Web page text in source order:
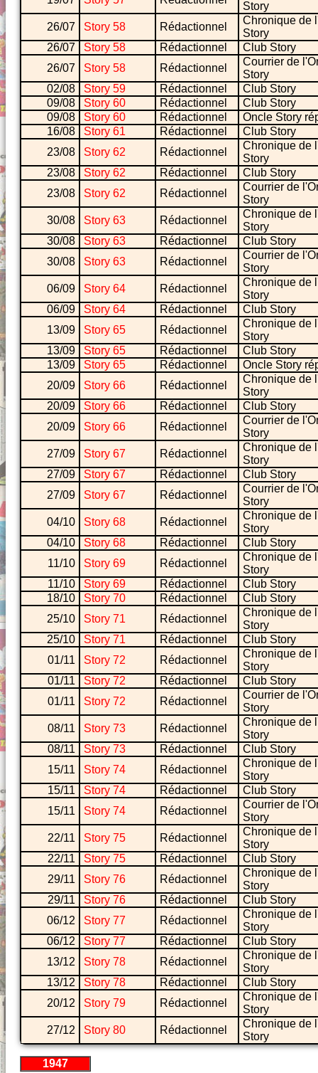
Story
26/07
Story 58 Rédactionnel
Chronique de
Story
26/07
Story 58 Rédactionnel
Club Story
26/07
Story 58 Rédactionnel
Courrier de
Story
02/08
Story 59 Rédactionnel
Club Story
09/08
Story 60 Rédactionnel
Club Story
09/08
Story 60 Rédactionnel
Oncle Story
16/08
Story 61 Rédactionnel
Club Story
23/08
Story 62 Rédactionnel
Chronique de
Story
23/08
Story 62 Rédactionnel
Club Story
23/08
Story 62 Rédactionnel
Courrier de
Story
30/08
Story 63 Rédactionnel
Chronique de
Story
30/08
Story 63 Rédactionnel
Club Story
30/08
Story 63 Rédactionnel
Courrier de
Story
06/09
Story 64 Rédactionnel
Chronique de
Story
06/09
Story 64 Rédactionnel
Club Story
13/09
Story 65 Rédactionnel
Chronique de
Story
13/09
Story 65 Rédactionnel
Club Story
13/09
Story 65 Rédactionnel
Oncle Story
20/09
Story 66 Rédactionnel
Chronique de
Story
20/09
Story 66 Rédactionnel
Club Story
20/09
Story 66 Rédactionnel
Courrier de
Story
27/09
Story 67 Rédactionnel
Chronique de
Story
27/09
Story 67 Rédactionnel
Club Story
27/09
Story 67 Rédactionnel
Courrier de
Story
04/10
Story 68 Rédactionnel
Chronique de
Story
04/10
Story 68 Rédactionnel
Club Story
11/10
Story 69 Rédactionnel
Chronique de
Story
11/10
Story 69 Rédactionnel
Club Story
18/10
Story 70 Rédactionnel
Club Story
25/10
Story 71 Rédactionnel
Chronique de
Story
25/10
Story 71 Rédactionnel
Club Story
01/11
Story 72 Rédactionnel
Chronique de
Story
01/11
Story 72 Rédactionnel
Club Story
01/11
Story 72 Rédactionnel
Courrier de
Story
08/11
Story 73 Rédactionnel
Chronique de
Story
08/11
Story 73 Rédactionnel
Club Story
15/11
Story 74 Rédactionnel
Chronique de
Story
15/11
Story 74 Rédactionnel
Club Story
15/11
Story 74 Rédactionnel
Courrier de
Story
22/11
Story 75 Rédactionnel
Chronique de
Story
22/11
Story 75 Rédactionnel
Club Story
29/11
Story 76 Rédactionnel
Chronique de
Story
29/11
Story 76 Rédactionnel
Club Story
06/12
Story 77 Rédactionnel
Chronique de
Story
06/12
Story 77 Rédactionnel
Club Story
13/12
Story 78 Rédactionnel
Chronique de
Story
13/12
Story 78 Rédactionnel
Club Story
20/12
Story 79 Rédactionnel
Chronique de
Story
27/12
Story 80 Rédactionnel
Chronique de
Story
1947